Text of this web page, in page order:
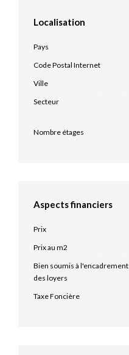
Localisation
Pays
Code Postal Internet
Ville
Secteur
Nombre étages
Aspects financiers
Prix
Prix au m2
Bien soumis à l'encadrement
des loyers
Taxe Foncière